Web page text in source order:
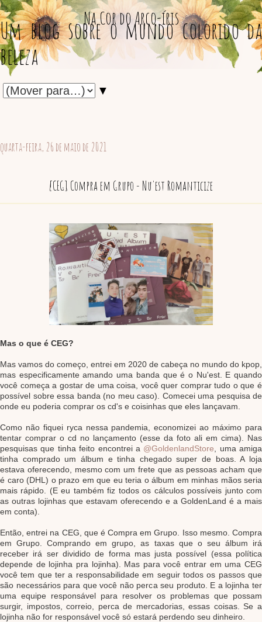
Na Cor do Arco-íris
Um blog sobre o mundo colorido da
beleza
▼
quarta-feira, 26 de maio de 2021
[CEG] Compra em Grupo - Nu'est Romanticize
Mas o que é CEG?
Mas vamos do começo, entrei em 2020 de cabeça no mundo do kpop,
mas especificamente amando uma banda que é o Nu'est. E quando
você começa a gostar de uma coisa, você quer comprar tudo o que é
possível sobre essa banda (no meu caso). Comecei uma pesquisa de
onde eu poderia comprar os cd's e coisinhas que eles lançavam.
Como não fiquei ryca nessa pandemia, economizei ao máximo para
tentar comprar o cd no lançamento (esse da foto ali em cima). Nas
pesquisas que tinha feito encontrei a @GoldenlandStore , uma amiga
tinha comprado um álbum e tinha chegado super de boas. A loja
estava oferecendo, mesmo com um frete que as pessoas acham que
é caro (DHL) o prazo em que eu teria o álbum em minhas mãos seria
mais rápido. (E eu também fiz todos os cálculos possíveis junto com
as outras lojinhas que estavam oferecendo e a GoldenLand é a mais
em conta).
Então, entrei na CEG, que é Compra em Grupo. Isso mesmo. Compra
em Grupo. Comprando em grupo, as taxas que o seu álbum irá
receber irá ser dividido de forma mas justa possível (essa política
depende de lojinha pra lojinha). Mas para você entrar em uma CEG
você tem que ter a responsabilidade em seguir todos os passos que
são necessários para que você não perca seu produto. E a lojinha ter
uma equipe responsável para resolver os problemas que possam
surgir, impostos, correio, perca de mercadorias, essas coisas. Se a
lojinha não for responsável você só estará perdendo seu dinheiro.